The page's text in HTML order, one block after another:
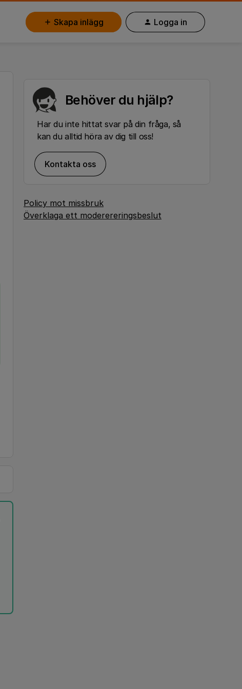
Skapa inlägg Logga in
Behöver du hjälp?
Har du inte hittat svar på din fråga, så
kan du alltid höra av dig till oss!
Kontakta oss
Policy mot missbruk
Överklaga ett moderereringsbeslut